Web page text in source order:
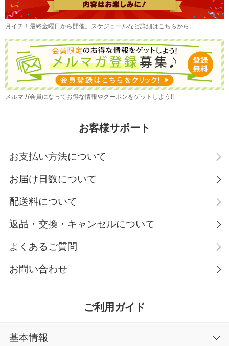
月イチ！最終金曜日から開催。スケジュールなど詳細はこちらから。
メルマガ会員になってお得な情報やクーポンをゲットしよう!!
お客様サポート
お支払い方法について
お届け日数について
配送料について
返品・交換・キャンセルについて
よくあるご質問
お問い合わせ
ご利用ガイド
基本情報